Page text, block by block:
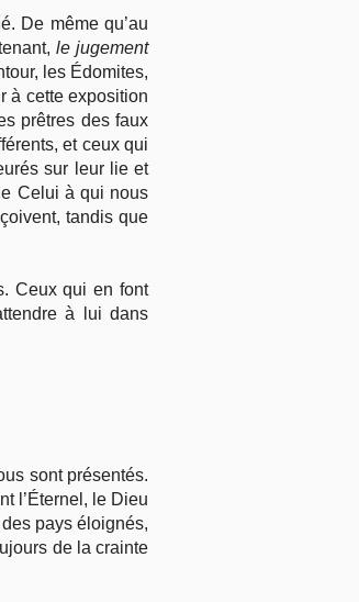
De même qu’au
le jugement
les Édomites,
à cette exposition
prêtres des faux
et ceux qui
sur leur lie et
Celui à qui nous
tandis que
Ceux qui en font
à lui dans
sont présentés.
l’Éternel, le Dieu
pays éloignés,
de la crainte